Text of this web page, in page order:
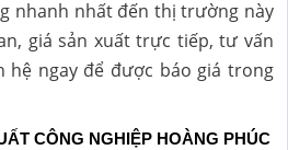
nhanh nhất đến thị trường này
giá sản xuất trực tiếp, tư vấn
hệ ngay để được báo giá trong
CÔNG NGHIỆP HOÀNG PHÚC